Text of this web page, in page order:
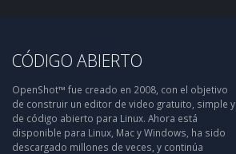
CÓDIGO ABIERTO
OpenShot™ fue creado en 2008, con el objetivo
de construir un editor de video gratuito, simple y
de código abierto para Linux. Ahora está
disponible para Linux, Mac y Windows, ha sido
descargado millones de veces, y continúa